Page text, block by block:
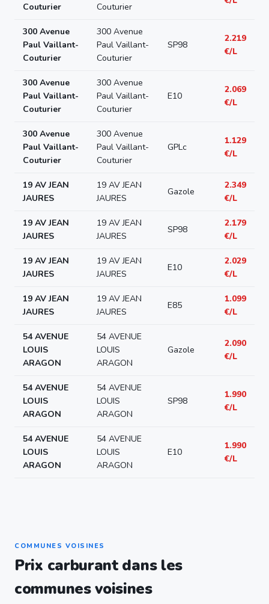
Couturier Couturier
300 Avenue
Paul Vaillant-
Couturier
300 Avenue
Paul Vaillant-
Couturier
SP98
2.219
€/L
300 Avenue
Paul Vaillant-
Couturier
300 Avenue
Paul Vaillant-
Couturier
E10
2.069
€/L
300 Avenue
Paul Vaillant-
Couturier
300 Avenue
Paul Vaillant-
Couturier
GPLc
1.129
€/L
19 AV JEAN
JAURES
19 AV JEAN
JAURES
Gazole
2.349
€/L
19 AV JEAN
JAURES
19 AV JEAN
JAURES
SP98
2.179
€/L
19 AV JEAN
JAURES
19 AV JEAN
JAURES
E10
2.029
€/L
19 AV JEAN
JAURES
19 AV JEAN
JAURES
E85
1.099
€/L
54 AVENUE
LOUIS
ARAGON
54 AVENUE
LOUIS
ARAGON
Gazole
2.090
€/L
54 AVENUE
LOUIS
ARAGON
54 AVENUE
LOUIS
ARAGON
SP98
1.990
€/L
54 AVENUE
LOUIS
ARAGON
54 AVENUE
LOUIS
ARAGON
E10
1.990
€/L
COMMUNES VOISINES
Prix carburant dans les
communes voisines